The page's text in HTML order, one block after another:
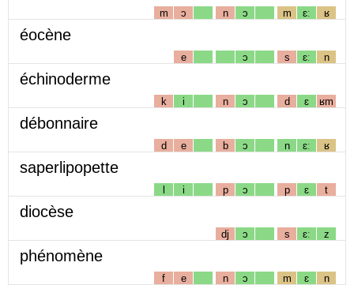
m ɔ n ɔ m ɛː ʁ
éocène
e ɔ s ɛː n
échinoderme
k i n ɔ d ɛ ʁm
débonnaire
d e b ɔ n ɛː ʁ
saperlipopette
l i p ɔ p ɛ t
diocèse
dj ɔ s ɛː z
phénomène
f e n ɔ m ɛ n